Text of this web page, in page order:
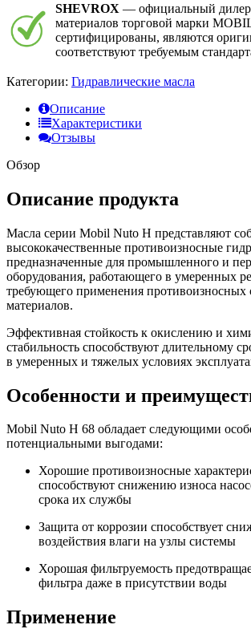
SHEVROX — официальный
материалов торговой марки
сертифицированы, являются
соответствуют требуемым
Категории: Гидравлические масла
Описание
Характеристики
Отзывы
Обзор
Описание продукта
Масла серии Mobil Nuto H представляют
высококачественные противоизносные
предназначенные для промышленного и
оборудования, работающего в умеренных
требующего применения противоизносных
материалов.
Эффективная стойкость к окислению и
стабильность способствуют длительному
в умеренных и тяжелых условиях
Особенности и
Mobil Nuto H 68 обладает следующими
потенциальными выгодами:
Хорошие противоизносные
способствуют снижению износа
срока их службы
Защита от коррозии способствует
воздействия влаги на узлы системы
Хорошая фильтруемость
фильтра даже в присутствии воды
Применение